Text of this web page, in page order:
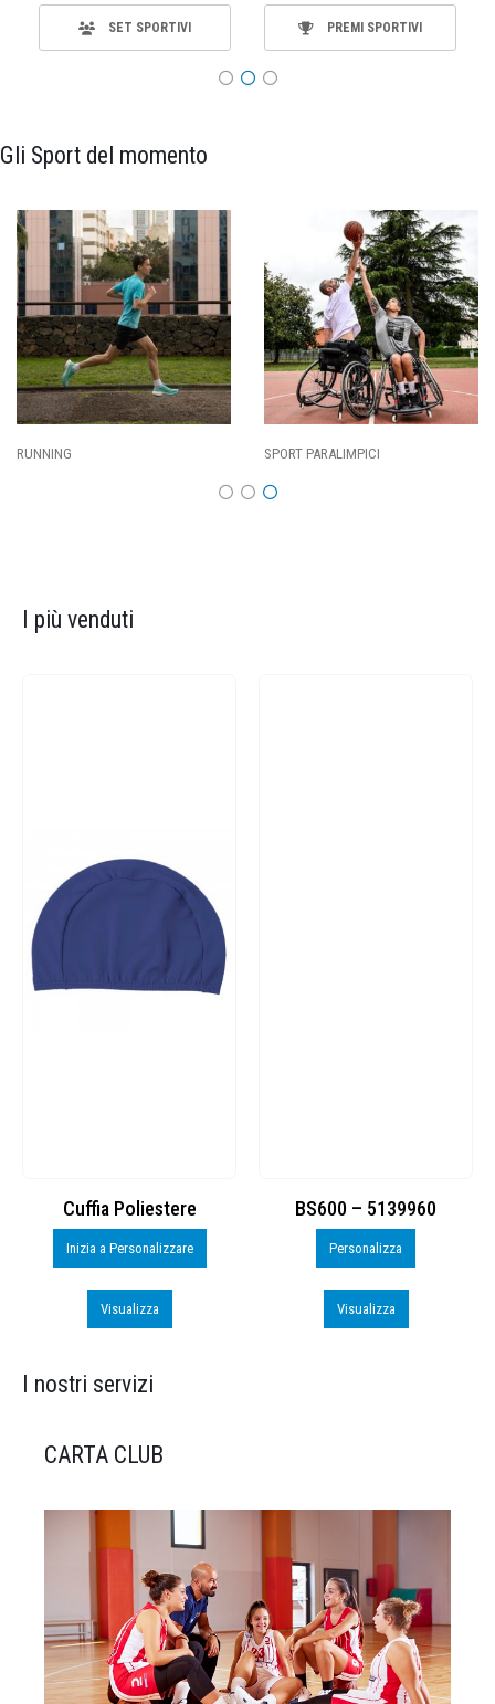
SET SPORTIVI PREMI SPORTIVI
Gli Sport del momento
PARALIMPICI CALCIO
I più venduti
Cuffia Poliestere
Inizia a Personalizzare
Visualizza
BS600 – 5139960
Personalizza
Visualizza
I nostri servizi
CARTA CLUB